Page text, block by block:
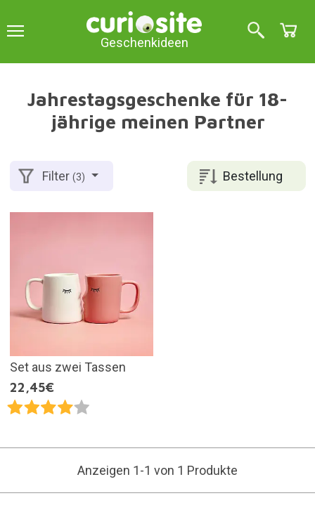
Geschenkideen
Jahrestagsgeschenke für 18-
jährige meinen Partner
Bestellung
Filter(3)
Set aus zwei Tassen
22,45€
Anzeigen 1-1 von 1 Produkte